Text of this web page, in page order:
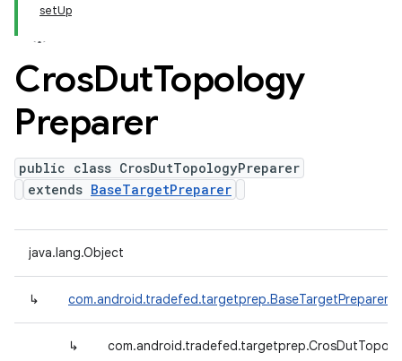
setUp
CrosDutTopology
Preparer
public class CrosDutTopologyPreparer
extends BaseTargetPreparer
java.lang.Object
↳ com.android.tradefed.targetprep.BaseTargetPreparer
↳